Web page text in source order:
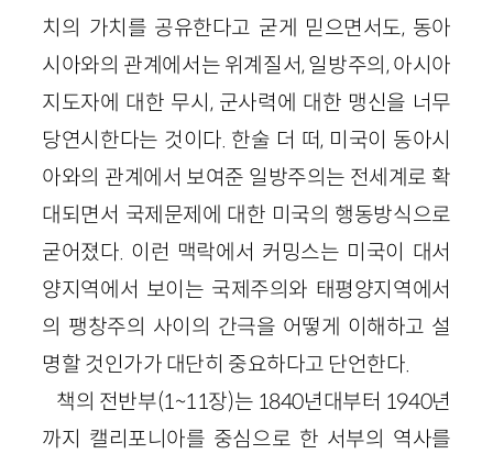
치의 가치를 공유한다고 굳게 믿으면서도, 동아
시아와의 관계에서는 위계질서, 일방주의, 아시아
지도자에 대한 무시, 군사력에 대한 맹신을 너무
당연시한다는 것이다. 한술 더 떠, 미국이 동아시
아와의 관계에서 보여준 일방주의는 전세계로 확
대되면서 국제문제에 대한 미국의 행동방식으로
굳어졌다. 이런 맥락에서 커밍스는 미국이 대서
양지역에서 보이는 국제주의와 태평양지역에서
의 팽창주의 사이의 간극을 어떻게 이해하고 설
명할 것인가가 대단히 중요하다고 단언한다.
책의 전반부(1~11장)는 1840년대부터 1940년
까지 캘리포니아를 중심으로 한 서부의 역사를